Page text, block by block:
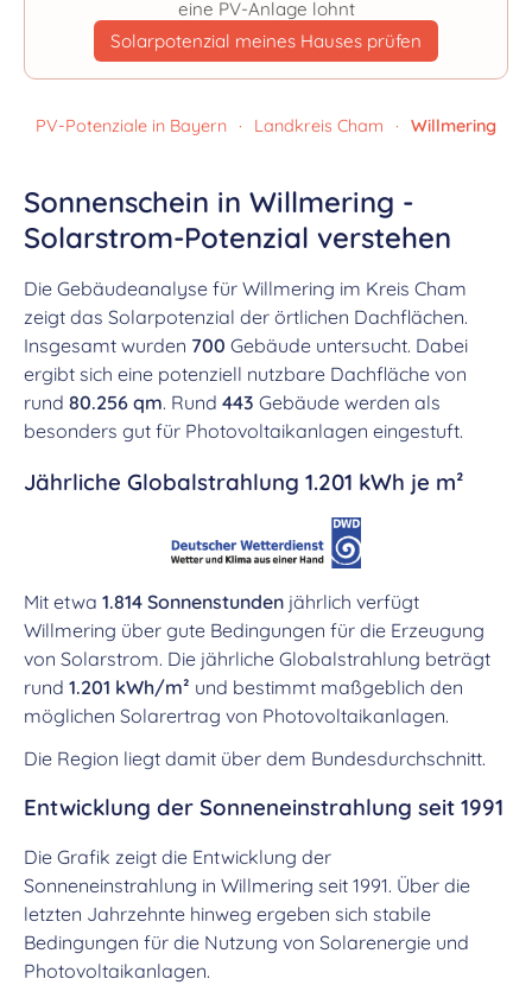
eine PV-Anlage lohnt
Solarpotenzial meines Hauses prüfen
PV-Potenziale in Bayern · Landkreis Cham · Willmering
Sonnenschein in Willmering -
Solarstrom-Potenzial verstehen
Die Gebäudeanalyse für Willmering im Kreis Cham
zeigt das Solarpotenzial der örtlichen Dachflächen.
Insgesamt wurden 700 Gebäude untersucht. Dabei
ergibt sich eine potenziell nutzbare Dachfläche von
rund 80.256 qm. Rund 443 Gebäude werden als
besonders gut für Photovoltaikanlagen eingestuft.
Jährliche Globalstrahlung 1.201 kWh je m²
Mit etwa 1.814 Sonnenstunden jährlich verfügt
Willmering über gute Bedingungen für die Erzeugung
von Solarstrom. Die jährliche Globalstrahlung beträgt
rund 1.201 kWh/m² und bestimmt maßgeblich den
möglichen Solarertrag von Photovoltaikanlagen.
Die Region liegt damit über dem Bundesdurchschnitt.
Entwicklung der Sonneneinstrahlung seit 1991
Die Grafik zeigt die Entwicklung der
Sonneneinstrahlung in Willmering seit 1991. Über die
letzten Jahrzehnte hinweg ergeben sich stabile
Bedingungen für die Nutzung von Solarenergie und
Photovoltaikanlagen.